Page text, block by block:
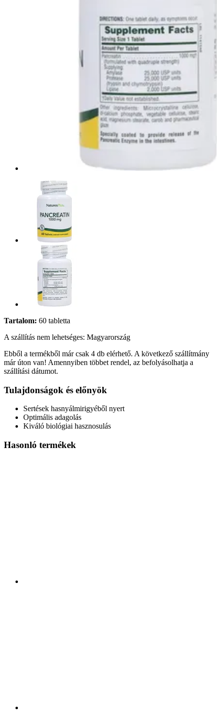
Tartalom: 60 tabletta
A szállítás nem lehetséges: Magyarország
Ebből a termékből már csak 4 db elérhető. A következő szállítmány
már úton van! Amennyiben többet rendel, az befolyásolhatja a
szállítási dátumot.
Tulajdonságok és előnyök
Sertések hasnyálmirigyéből nyert
Optimális adagolás
Kiváló biológiai hasznosulás
Hasonló termékek